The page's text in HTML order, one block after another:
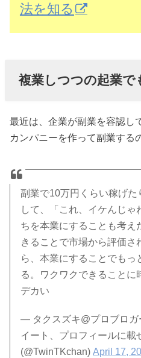
法を知る
複業しつつの起業で
最近は、企業が副業を容認し
カンパニーを作って副業する
副業で10万円くらい稼げた
して、「これ、イケんじゃ
ちを本業にすることも考え
きることで市場から評価さ
ら、本業にすることでもっ
る。ワクワクできることに
デカい
— タクスズキ@プロブロガ
イート、プロフィールに載
(@TwinTKchan)April 17,